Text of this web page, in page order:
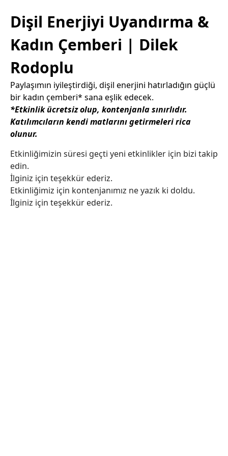
Dişil Enerjiyi Uyandırma &
Kadın Çemberi | Dilek
Rodoplu
Paylaşımın iyileştirdiği, dişil enerjini hatırladığın güçlü
bir kadın çemberi* sana eşlik edecek.
*Etkinlik ücretsiz olup, kontenjanla sınırlıdır.
Katılımcıların kendi matlarını getirmeleri rica
olunur.
Etkinliğimizin süresi geçti yeni etkinlikler için bizi takip
edin.
İlginiz için teşekkür ederiz.
Etkinliğimiz için kontenjanımız ne yazık ki doldu.
İlginiz için teşekkür ederiz.